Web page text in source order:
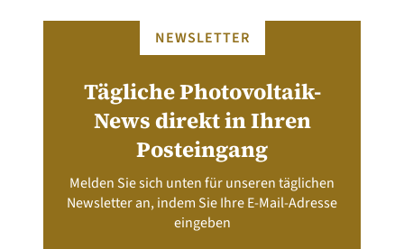
NEWSLETTER
Tägliche Photovoltaik-
News direkt in Ihren
Posteingang
Melden Sie sich unten für unseren täglichen
Newsletter an, indem Sie Ihre E-Mail-Adresse
eingeben